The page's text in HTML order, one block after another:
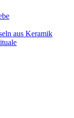
aus Keramik